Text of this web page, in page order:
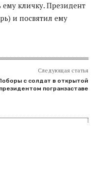
кличку. Президент
и посвятил ему
Следующая статья
с солдат в открытой
президентом погранзаставе